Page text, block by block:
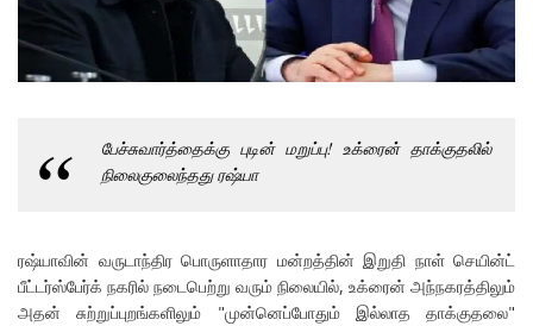
பேச்சுவார்த்தைக்கு புடின் மறுப்பு! உக்ரைன் தாக்குதலில்
நிலைகுலைந்தது ரஷ்யா
ரஷ்யாவின் வருடாந்திர பொருளாதார மன்றத்தின் இறுதி நாள் செயின்ட்
பீட்டர்ஸ்பேர்க் நகரில் நடைபெற்று வரும் நிலையில், உக்ரைன் அந்நகரத்திலும்
அதன் சுற்றுப்புறங்களிலும் "முன்னெப்போதும் இல்லாத தாக்குதலை"